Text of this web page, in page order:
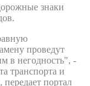
знаки
проведут
в негодность", -
транспорта и
, передает портал